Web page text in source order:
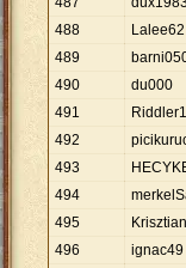
488
Lalee62
489
490
du000
491
492
493
494
495
496
ignac49